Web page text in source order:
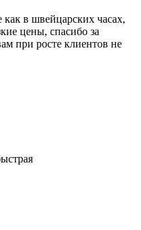
в швейцарских часах,
цены, спасибо за
при росте клиентов не